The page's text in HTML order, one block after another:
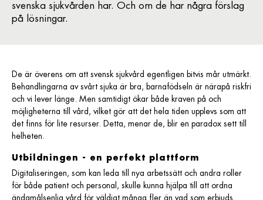
svenska sjukvården har. Och om de har några förslag
på lösningar.
De är överens om att svensk sjukvård egentligen bitvis mår utmärkt.
Behandlingarna av svårt sjuka är bra, barnafödseln är närapå riskfri
och vi lever länge. Men samtidigt ökar både kraven på och
möjligheterna till vård, vilket gör att det hela tiden upplevs som att
det finns för lite resurser. Detta, menar de, blir en paradox sett till
helheten.
Utbildningen - en perfekt plattform
Digitaliseringen, som kan leda till nya arbetssätt och andra roller
för både patient och personal, skulle kunna hjälpa till att ordna
ändamålsenlig vård för väldigt många fler än vad som erbjuds